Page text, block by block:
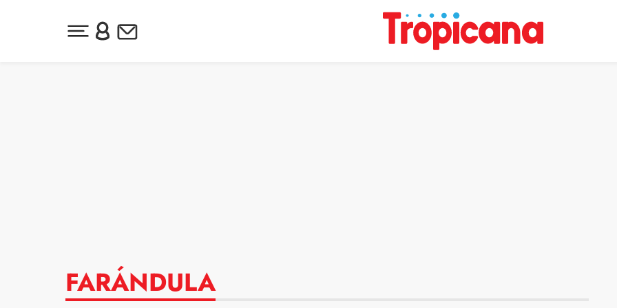
Desplegar menú principal
Inicia sesión o regístrate
Newsletter
FARÁNDULA